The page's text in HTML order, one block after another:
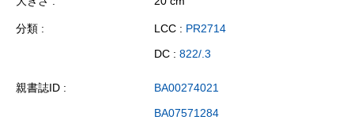
分類 LCC : PR2714
DC : 822/.3
親書誌ID
BA00274021
BA07571284